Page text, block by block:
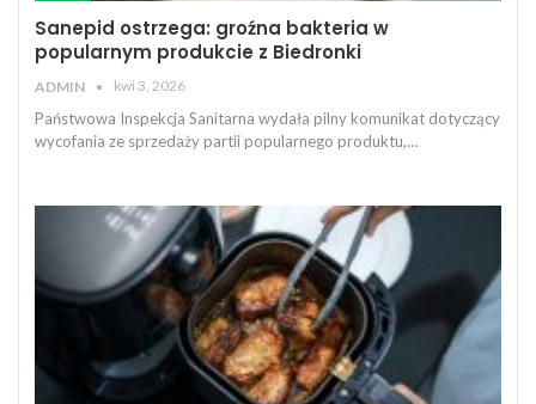
Sanepid ostrzega: groźna bakteria w
popularnym produkcie z Biedronki
ADMIN kwi 3, 2026
Państwowa Inspekcja Sanitarna wydała pilny komunikat dotyczący
wycofania ze sprzedaży partii popularnego produktu,…